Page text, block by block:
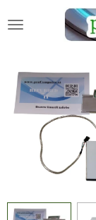
Hauptinhalt